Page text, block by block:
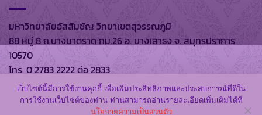
มหาวิทยาลัยอัสสัมชัญ วิทยาเขตสุวรรณภูมิ
88 หมู่ 8 ถ.บางนาตราด กม.26 อ. บางเสาธง จ. สมุทรปราการ
10570
โทร. 0 2783 2222 ต่อ 2833
เว็บไซต์นี้มีการใช้งานคุกกี้ เพื่อเพิ่มประสิทธิภาพและประสบการณ์ที่ดีใน
การใช้งานเว็บไซต์ของท่าน ท่านสามารถอ่านรายละเอียดเพิ่มเติมได้ที่
นโยบายความเป็นส่วนตัว